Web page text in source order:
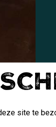
site te